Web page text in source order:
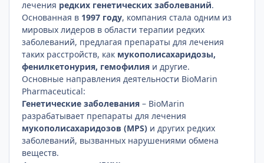
лечения редких генетических заболеваний.
Основанная в 1997 году, компания стала одним из
мировых лидеров в области терапии редких
заболеваний, предлагая препараты для лечения
таких расстройств, как мукополисахаридозы,
фенилкетонурия, гемофилия и другие.
Основные направления деятельности BioMarin
Pharmaceutical:
Генетические заболевания – BioMarin
разрабатывает препараты для лечения
мукополисахаридозов (MPS) и других редких
заболеваний, вызванных нарушениями обмена
веществ.